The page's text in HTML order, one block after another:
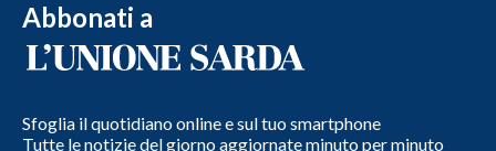
Abbonati a
Sfoglia il quotidiano online e sul tuo smartphone
Tutte le notizie del giorno aggiornate minuto per minuto